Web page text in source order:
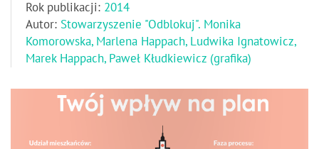
Rok publikacji: 2014
Autor: Stowarzyszenie "Odblokuj". Monika
Komorowska, Marlena Happach, Ludwika Ignatowicz,
Marek Happach, Paweł Kłudkiewicz (grafika)